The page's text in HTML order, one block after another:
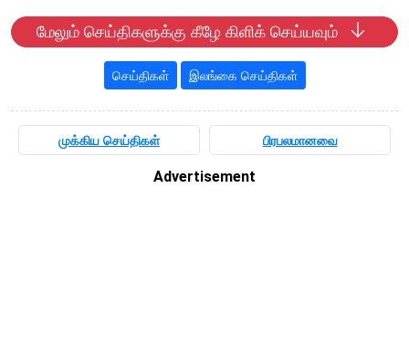
மேலும் செய்திகளுக்கு கீழே கிளிக் செய்யவும்
செய்திகள் இலங்கை செய்திகள்
முக்கிய செய்திகள் பிரபலமானவை
Advertisement